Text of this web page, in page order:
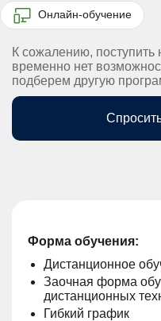
Онлайн-обучение
К сожалению,
временно нет
подберем другую
Форма обучения:
Дистанционное
Заочная форма
дистанционных
Гибкий график